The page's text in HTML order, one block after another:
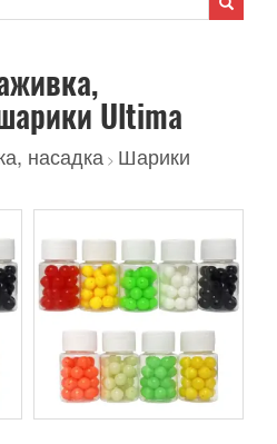
Ultima
насадка > Шарики